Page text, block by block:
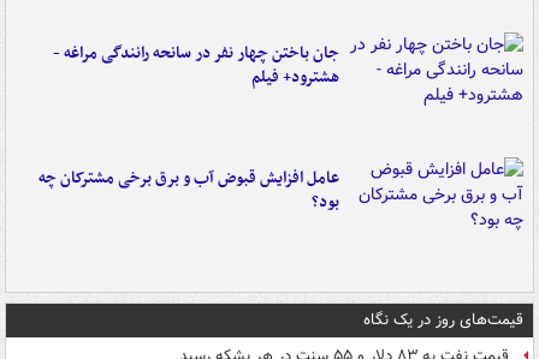
جان باختن چهار نفر در سانحه رانندگی مراغه -
هشترود+ فیلم
عامل افزایش قبوض آب و برق برخی مشترکان چه
بود؟
قیمت‌های روز در یک نگاه